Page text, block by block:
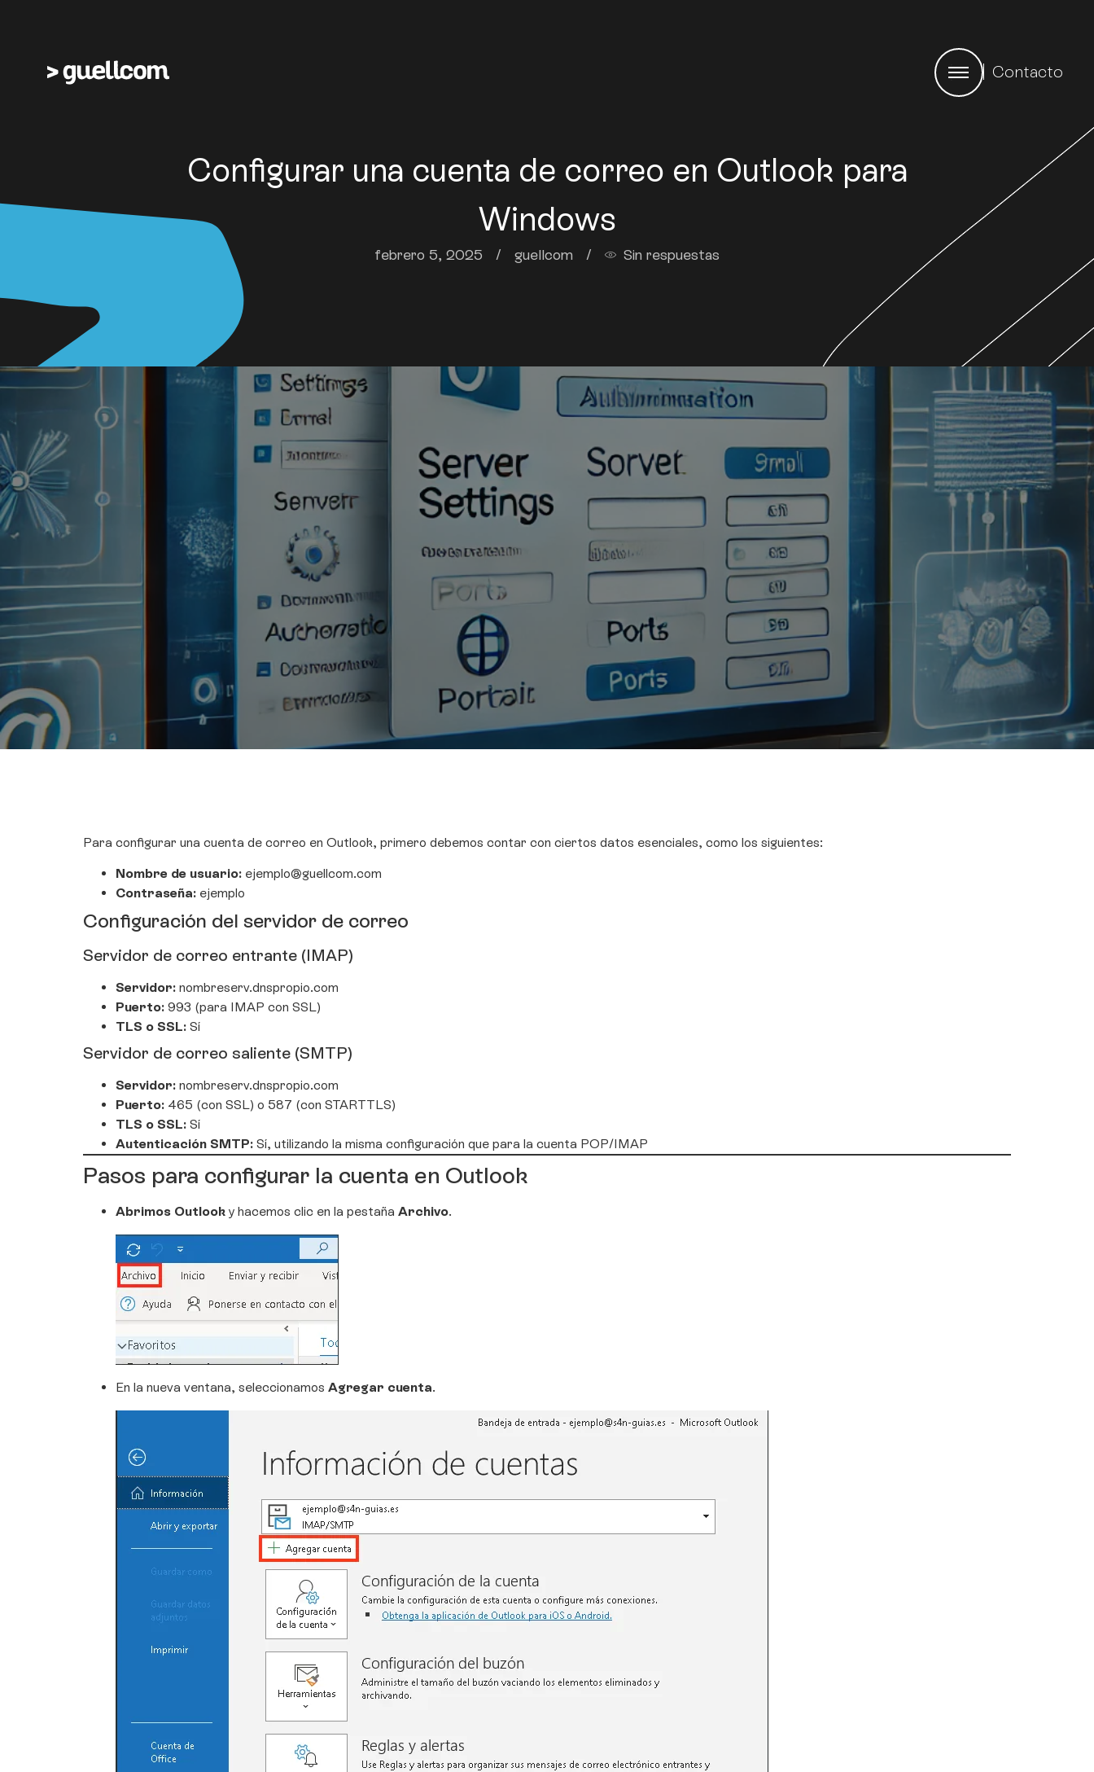
Contacto
Configurar una cuenta de correo en Outlook para
Windows
febrero 5, 2025 / guellcom / Sin respuestas
Para configurar una cuenta de correo en Outlook, primero debemos contar con ciertos datos esenciales, como los siguientes:
Nombre de usuario: ejemplo@guellcom.com
Contraseña: ejemplo
Configuración del servidor de correo
Servidor de correo entrante (IMAP)
Servidor: nombreserv.dnspropio.com
Puerto: 993 (para IMAP con SSL)
TLS o SSL: Sí
Servidor de correo saliente (SMTP)
Servidor: nombreserv.dnspropio.com
Puerto: 465 (con SSL) o 587 (con STARTTLS)
TLS o SSL: Sí
Autenticación SMTP: Sí, utilizando la misma configuración que para la cuenta POP/IMAP
Pasos para configurar la cuenta en Outlook
Abrimos Outlook y hacemos clic en la pestaña Archivo.
En la nueva ventana, seleccionamos Agregar cuenta.